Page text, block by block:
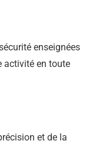
enseignées
activité en toute
et de la